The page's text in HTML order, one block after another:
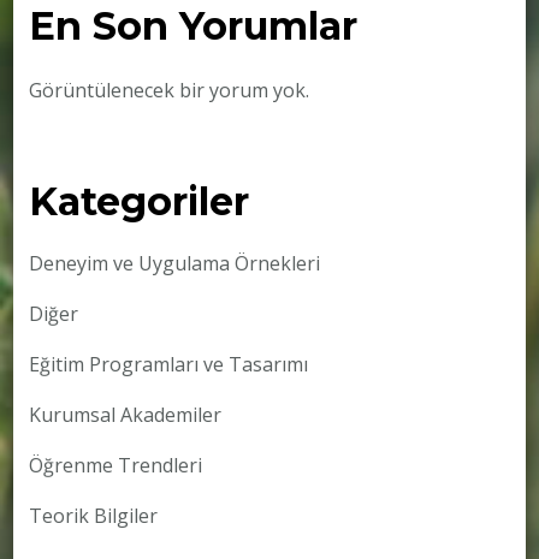
En Son Yorumlar
Görüntülenecek bir yorum yok.
Kategoriler
Deneyim ve Uygulama Örnekleri
Diğer
Eğitim Programları ve Tasarımı
Kurumsal Akademiler
Öğrenme Trendleri
Teorik Bilgiler